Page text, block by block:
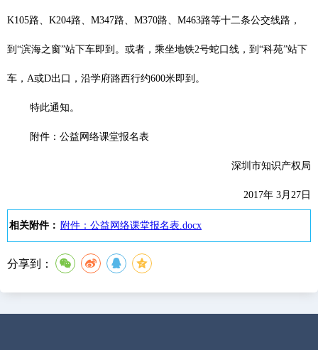
K105路、 K204路、 M347路、 M370路、 M463路等十二条公交线路，
到“滨海之窗”站下车即到。或者，乘坐地铁2号蛇口线，到“科苑”站下
车， A或D出口，沿学府路西行约600米即到。
特此通知。
附件：公益网络课堂报名表
深圳市知识产权局
2017年 3月 27 日
相关附件： 附件：公益网络课堂报名表.docx
分享到：